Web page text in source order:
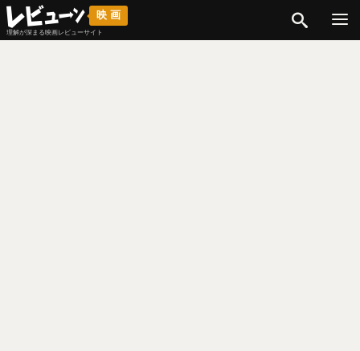
映画
理解が深まる映画レビューサイト